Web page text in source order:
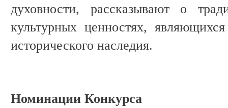
духовности, рассказывают о
культурных ценностях,
исторического наследия.
Номинации Конкурса